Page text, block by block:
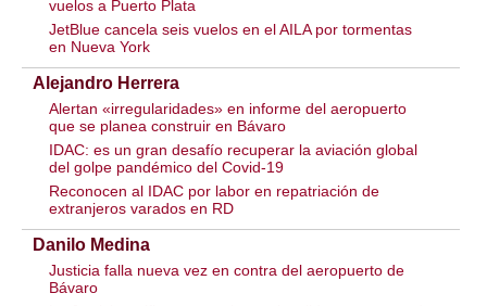
vuelos a Puerto Plata
JetBlue cancela seis vuelos en el AILA por tormentas
en Nueva York
Alejandro Herrera
Alertan «irregularidades» en informe del aeropuerto
que se planea construir en Bávaro
IDAC: es un gran desafío recuperar la aviación global
del golpe pandémico del Covid-19
Reconocen al IDAC por labor en repatriación de
extranjeros varados en RD
Danilo Medina
Justicia falla nueva vez en contra del aeropuerto de
Bávaro